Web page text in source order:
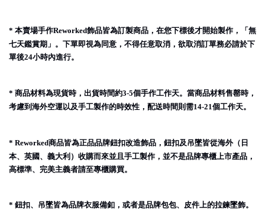
* 本賣場手作Reworked飾品皆為訂製商品，在您下標後才開始製作，「無
七天鑑賞期」。下單即視為同意，不得任意取消，欲取消訂單務必請於下
單後24小時內進行。
* 商品材料為現貨時，出貨時間約3-5個手作工作天。當商品材料售罄時，
考慮到海外空運以及手工製作的時效性，配送時間則需14-21個工作天。
* Reworked商品皆為正品品牌鈕扣改造飾品，鈕扣及吊墜皆從海外（日
本、英國、義大利）收購而來並且手工製作，並不是品牌專櫃上市產品，
高標準、完美主義者請至專櫃購買。
* 鈕扣、吊墜皆為品牌衣服備釦，或者是品牌包包、皮件上的拉鍊墜飾。